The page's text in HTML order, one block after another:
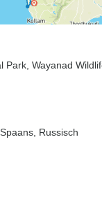
Park , Wayanad
Russisch